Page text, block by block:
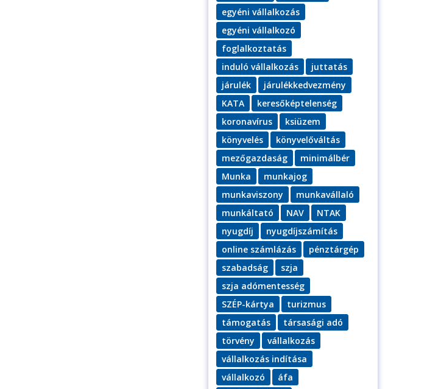
egyéni vállalkozás
egyéni vállalkozó
foglalkoztatás
induló vállalkozás
juttatás
járulék
járulékkedvezmény
KATA
keresőképtelenség
koronavírus
ksiüzem
könyvelés
könyvelőváltás
mezőgazdaság
minimálbér
Munka
munkajog
munkaviszony
munkavállaló
munkáltató
NAV
NTAK
nyugdíj
nyugdíjszámítás
online számlázás
pénztárgép
szabadság
szja
szja adómentesség
SZÉP-kártya
turizmus
támogatás
társasági adó
törvény
vállalkozás
vállalkozás indítása
vállalkozó
áfa